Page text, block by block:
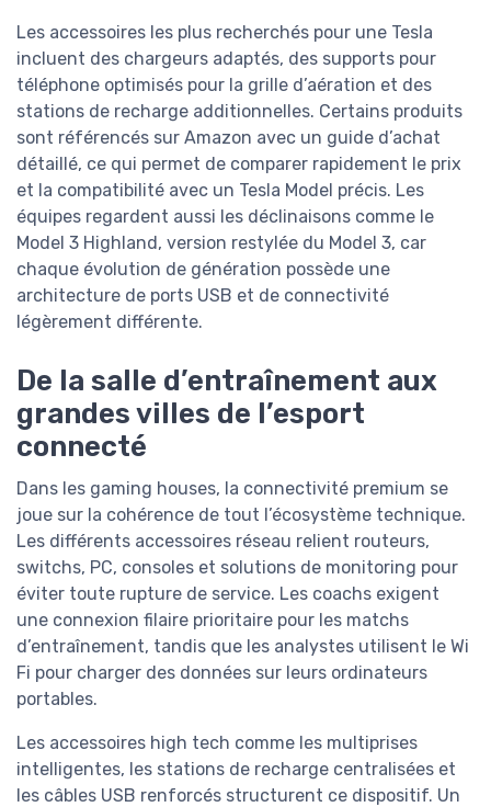
Les accessoires les plus recherchés pour une Tesla
incluent des chargeurs adaptés, des supports pour
téléphone optimisés pour la grille d’aération et des
stations de recharge additionnelles. Certains produits
sont référencés sur Amazon avec un guide d’achat
détaillé, ce qui permet de comparer rapidement le prix
et la compatibilité avec un Tesla Model précis. Les
équipes regardent aussi les déclinaisons comme le
Model 3 Highland, version restylée du Model 3, car
chaque évolution de génération possède une
architecture de ports USB et de connectivité
légèrement différente.
De la salle d’entraînement aux
grandes villes de l’esport
connecté
Dans les gaming houses, la connectivité premium se
joue sur la cohérence de tout l’écosystème technique.
Les différents accessoires réseau relient routeurs,
switchs, PC, consoles et solutions de monitoring pour
éviter toute rupture de service. Les coachs exigent
une connexion filaire prioritaire pour les matchs
d’entraînement, tandis que les analystes utilisent le Wi
Fi pour charger des données sur leurs ordinateurs
portables.
Les accessoires high tech comme les multiprises
intelligentes, les stations de recharge centralisées et
les câbles USB renforcés structurent ce dispositif. Un